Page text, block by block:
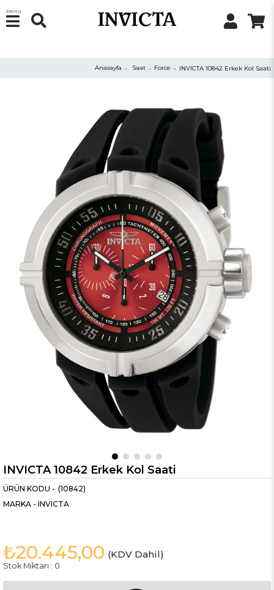
Menü
Anasayfa Saat Force INVICTA 10842 Erkek Kol Saati
INVICTA 10842 Erkek Kol Saati
(10842)
MARKA - INVICTA
₺20.445,00 (KDV Dahil)
Stok Miktarı : 0